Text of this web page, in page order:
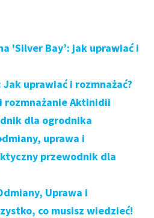
'Silver Bay’: jak uprawiać i
uprawiać i rozmnażać?
rozmnażanie Aktinidii
dla ogrodnika
uprawa i
przewodnik dla
Uprawa i
co musisz wiedzieć!